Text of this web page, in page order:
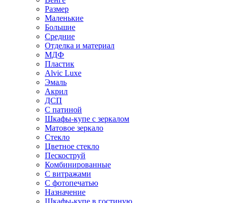
Размер
Маленькие
Большие
Средние
Отделка и материал
МДФ
Пластик
Alvic Luxe
Эмаль
Акрил
ДСП
С патиной
Шкафы-купе с зеркалом
Матовое зеркало
Стекло
Цветное стекло
Пескоструй
Комбинированные
С витражами
С фотопечатью
Назначение
Шкафы-купе в гостиную